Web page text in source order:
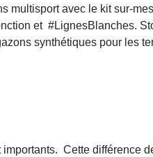
multisport avec le kit sur-
et #LignesBlanches.
synthétiques pour les
Cette différence